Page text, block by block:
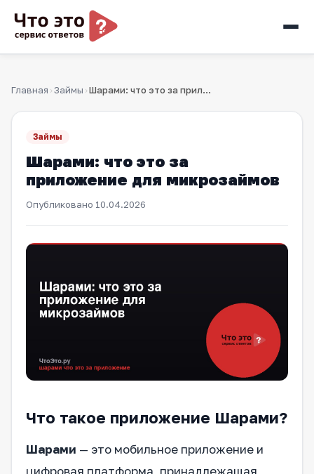
Главная › Займы › Шарами: что это за приложение для микрозаймов
Займы
Шарами: что это за
приложение для микрозаймов
Опубликовано 10.04.2026
Что такое приложение Шарами?
Шарами — это мобильное приложение и